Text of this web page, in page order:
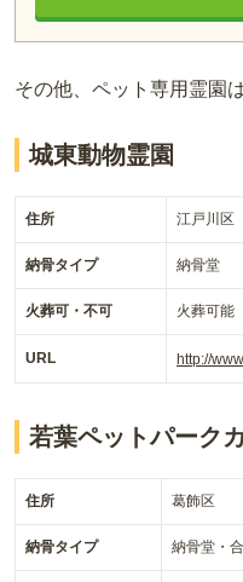
その他、ペット専用霊園
城東動物霊園
住所 江戸川区
納骨タイプ 納骨堂
火葬可・不可 火葬可能
URL http://
若葉ペットパーク
住所 葛飾区
納骨タイプ 納骨堂・